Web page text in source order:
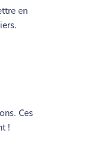
vous pouvez
de l’écoconception.
en
Ces
!